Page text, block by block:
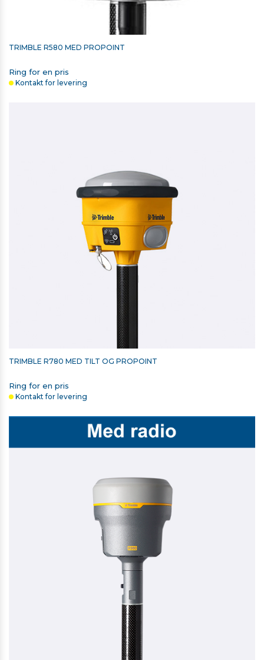
750,00 kr. ekskl. moms
UDVIDET HARDWAREGARANTI TIL
TRIMBLE R580 MED PROPOINT
Ring for en pris
Kontakt for levering
TRIMBLE R780 MED TILT OG PROPOINT
Ring for en pris
Kontakt for levering